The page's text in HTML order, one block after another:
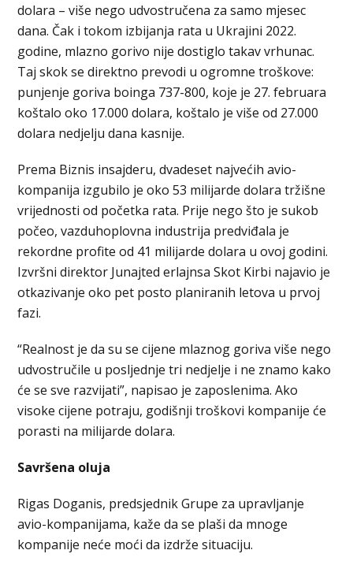
dolara – više nego udvostručena za samo mjesec
dana. Čak i tokom izbijanja rata u Ukrajini 2022.
godine, mlazno gorivo nije dostiglo takav vrhunac.
Taj skok se direktno prevodi u ogromne troškove:
punjenje goriva boinga 737-800, koje je 27. februara
koštalo oko 17.000 dolara, koštalo je više od 27.000
dolara nedjelju dana kasnije.
Prema Biznis insajderu, dvadeset najvećih avio-
kompanija izgubilo je oko 53 milijarde dolara tržišne
vrijednosti od početka rata. Prije nego što je sukob
počeo, vazduhoplovna industrija predviđala je
rekordne profite od 41 milijarde dolara u ovoj godini.
Izvršni direktor Junajted erlajnsa Skot Kirbi najavio je
otkazivanje oko pet posto planiranih letova u prvoj
fazi.
“Realnost je da su se cijene mlaznog goriva više nego
udvostručile u posljednje tri nedjelje i ne znamo kako
će se sve razvijati”, napisao je zaposlenima. Ako
visoke cijene potraju, godišnji troškovi kompanije će
porasti na milijarde dolara.
Savršena oluja
Rigas Doganis, predsjednik Grupe za upravljanje
avio-kompanijama, kaže da se plaši da mnoge
kompanije neće moći da izdrže situaciju.